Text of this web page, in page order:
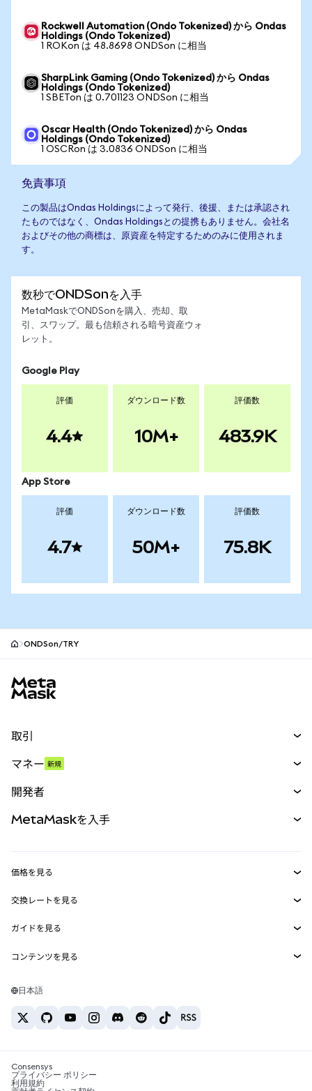
Rockwell Automation (Ondo Tokenized) から Ondas
Holdings (Ondo Tokenized)
1 ROKon は 48.8698 ONDSon に相当
SharpLink Gaming (Ondo Tokenized) から Ondas
Holdings (Ondo Tokenized)
1 SBETon は 0.701123 ONDSon に相当
Oscar Health (Ondo Tokenized) から Ondas
Holdings (Ondo Tokenized)
1 OSCRon は 3.0836 ONDSon に相当
免責事項
この製品はOndas Holdingsによって発行、後援、または承認され
たものではなく、Ondas Holdingsとの提携もありません。会社名
およびその他の商標は、原資産を特定するためのみに使用されま
す。
数秒でONDSonを入手
MetaMaskでONDSonを購入、売却、取
引、スワップ。最も信頼される暗号資産ウォ
レット。
Google Play
評価
4.4
ダウンロード数
10M+
評価数
483.9K
App Store
評価
4.7
ダウンロード数
50M+
評価数
75.8K
ONDSon/TRY
取引
パーペチュアル
RWA
マネー 新規
開発者
MetaMask Connect
Snaps
Web3サービス
MetaMaskを入手
セキュリティ
サポート
キャリア
お問い合わせ
価格を見る
イーサリアムの価格
Solanaの価格
Tetherの価格
交換レートを見る
ETH→USD
USDT→INR
BTC→INR
ETH→USDT
ガイドを見る
ETHの購入
USDTの購入
SHIBの購入
BNBの購入
コンテンツを見る
Solanaウォレット
税制関連ニュース
日本語
Consensys
プライバシー ポリシー
利用規約